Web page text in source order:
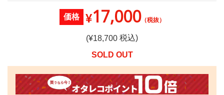
価格 ¥17,000（税抜）
(¥18,700 税込)
SOLD OUT